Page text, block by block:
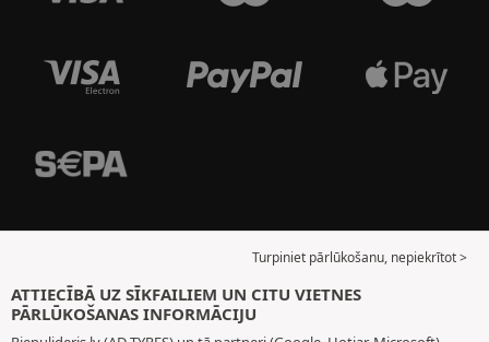
Turpiniet pārlūkošanu, nepiekrītot >
ATTIECĪBĀ UZ SĪKFAILIEM UN CITU VIETNES
PĀRLŪKOŠANAS INFORMĀCIJU